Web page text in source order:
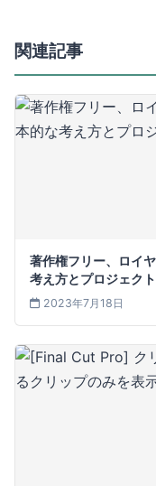
関連記事
著作権フリー、ロイ
考え方とプロジェク
2023年7月18日